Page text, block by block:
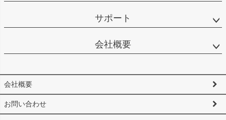
サポート
会社概要
会社概要
お問い合わせ